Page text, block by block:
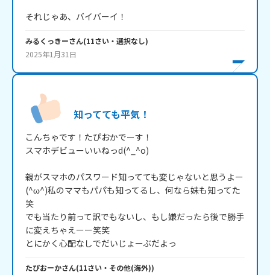
それじゃあ、バイバーイ！
みるくっきーさん(11さい・ 選択なし)
2025年1月31日
知ってても平気！
こんちゃです！たぴおかでーす！
スマホデビューいいねっd(^_^o)
親がスマホのパスワード知ってても変じゃないと思うよー
(^ω^)私のママもパパも知ってるし、何なら妹も知ってた
笑
でも当たり前って訳でもないし、もし嫌だったら後で勝手
に変えちゃえーー笑笑
とにかく心配なしでだいじょーぶだよっ
たぴおーかさん(11さい・ その他(海外))